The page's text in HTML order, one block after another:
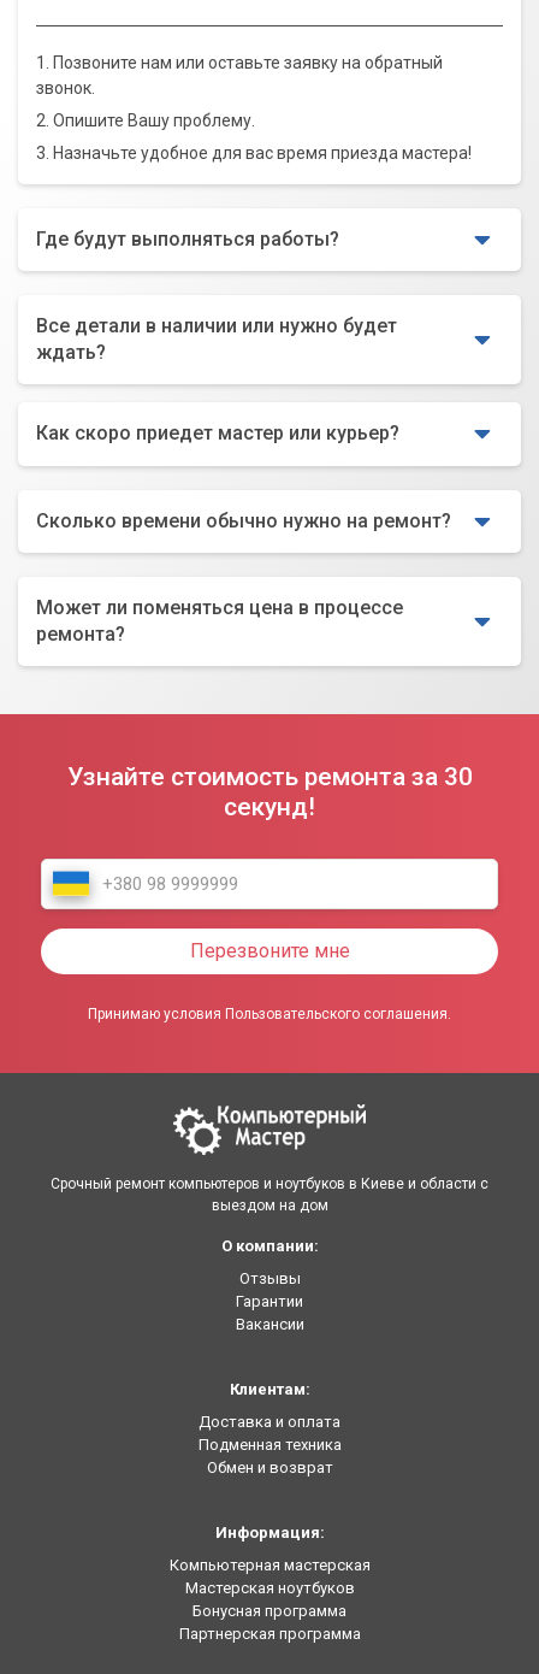
1. Позвоните нам или оставьте заявку на обратный
звонок.
2. Опишите Вашу проблему.
3. Назначьте удобное для вас время приезда мастера!
Где будут выполняться работы?
Все детали в наличии или нужно будет
ждать?
Как скоро приедет мастер или курьер?
Сколько времени обычно нужно на ремонт?
Может ли поменяться цена в процессе
ремонта?
Узнайте стоимость ремонта за 30
секунд!
Перезвоните мне
Принимаю условия Пользовательского соглашения.
Срочный ремонт компьютеров и ноутбуков в Киеве и области с
выездом на дом
О компании:
Отзывы
Гарантии
Вакансии
Клиентам:
Доставка и оплата
Подменная техника
Обмен и возврат
Информация:
Компьютерная мастерская
Мастерская ноутбуков
Бонусная программа
Партнерская программа